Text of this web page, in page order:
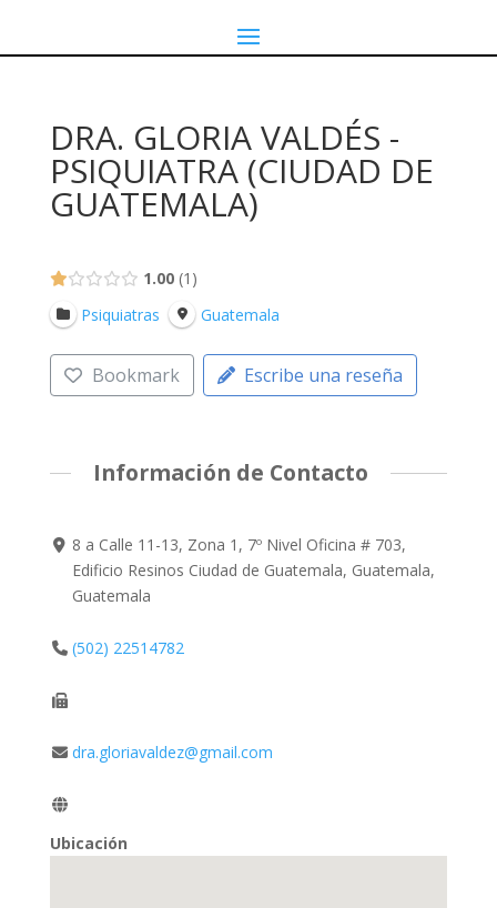
DRA. GLORIA VALDÉS -
PSIQUIATRA (CIUDAD DE
GUATEMALA)
1.00 1
Psiquiatras
Guatemala
Bookmark Escribe una reseña
Información de Contacto
8 a Calle 11-13, Zona 1, 7º Nivel Oficina # 703,
Edificio Resinos Ciudad de Guatemala, Guatemala,
Guatemala
(502) 22514782
dra.gloriavaldez@gmail.com
Ubicación